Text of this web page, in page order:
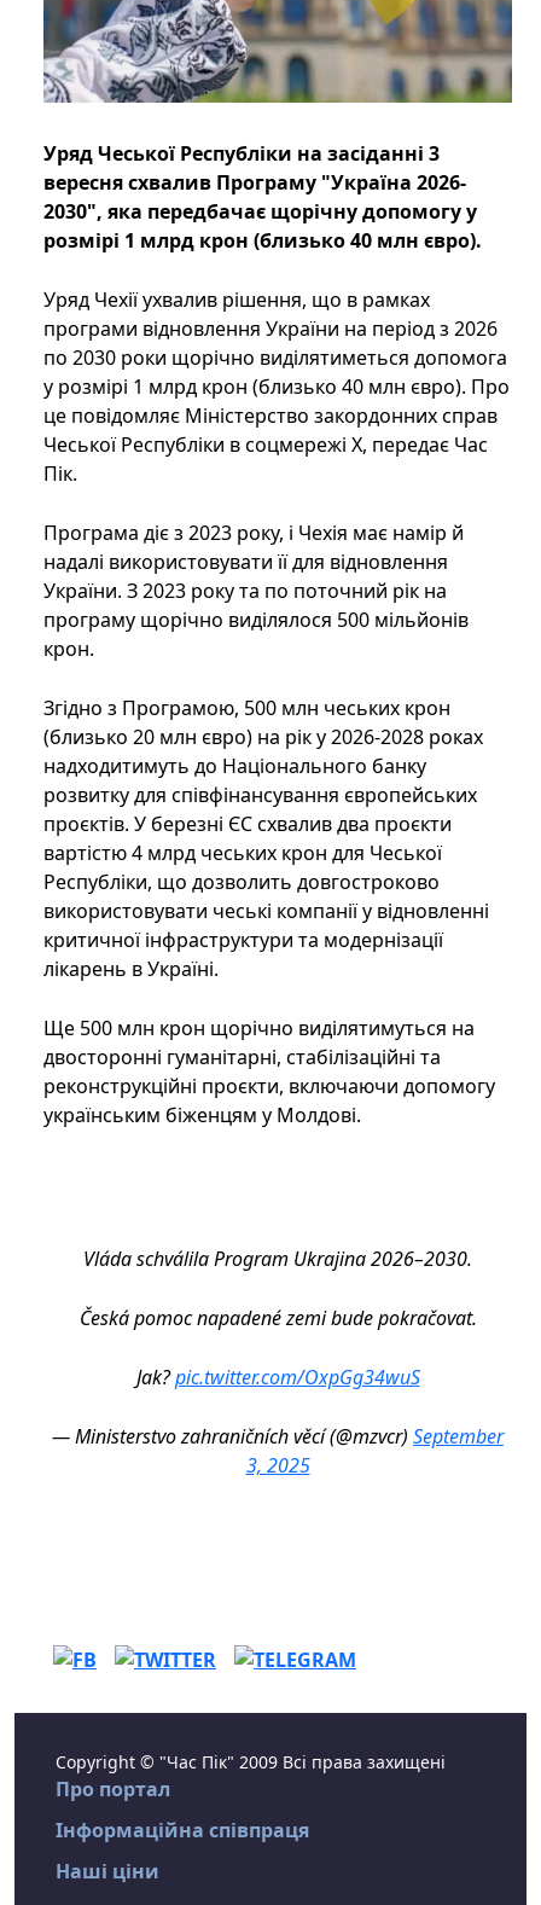
Уряд Чеської Республіки на засіданні 3
вересня схвалив Програму "Україна 2026-
2030", яка передбачає щорічну допомогу у
розмірі 1 млрд крон (близько 40 млн євро).
Уряд Чехії ухвалив рішення, що в рамках
програми відновлення України на період з 2026
по 2030 роки щорічно виділятиметься допомога
у розмірі 1 млрд крон (близько 40 млн євро). Про
це повідомляє Міністерство закордонних справ
Чеської Республіки в соцмережі Х, передає Час
Пік.
Програма діє з 2023 року, і Чехія має намір й
надалі використовувати її для відновлення
України. З 2023 року та по поточний рік на
програму щорічно виділялося 500 мільйонів
крон.
Згідно з Програмою, 500 млн чеських крон
(близько 20 млн євро) на рік у 2026-2028 роках
надходитимуть до Національного банку
розвитку для співфінансування європейських
проєктів. У березні ЄС схвалив два проєкти
вартістю 4 млрд чеських крон для Чеської
Республіки, що дозволить довгостроково
використовувати чеські компанії у відновленні
критичної інфраструктури та модернізації
лікарень в Україні.
Ще 500 млн крон щорічно виділятимуться на
двосторонні гуманітарні, стабілізаційні та
реконструкційні проєкти, включаючи допомогу
українським біженцям у Молдові.
Vláda schválila Program Ukrajina 2026–2030.
Česká pomoc napadené zemi bude pokračovat.
Jak?pic.twitter.com/OxpGg34wuS
— Ministerstvo zahraničních věcí (@mzvcr) September
3, 2025
Copyright © "Час Пік" 2009 Всі права захищені
Про портал
Інформаційна співпраця
Наші ціни